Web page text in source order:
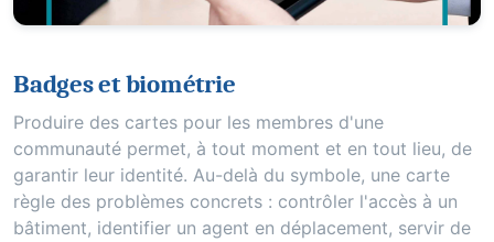
Badges et biométrie
Produire des cartes pour les membres d'une
communauté permet, à tout moment et en tout lieu, de
garantir leur identité. Au-delà du symbole, une carte
règle des problèmes concrets : contrôler l'accès à un
bâtiment, identifier un agent en déplacement, servir de